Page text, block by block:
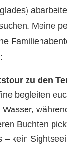
Meine
zu den
begleiten
Buchten
– kein